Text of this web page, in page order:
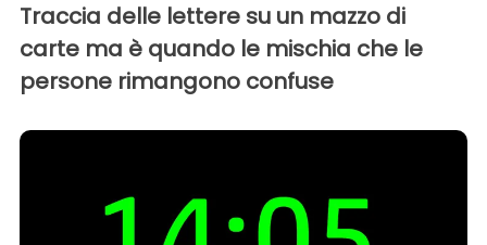
Traccia delle lettere su un mazzo di
carte ma è quando le mischia che le
persone rimangono confuse